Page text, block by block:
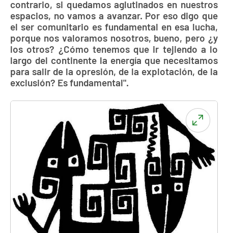
contrario, si quedamos aglutinados en nuestros
espacios, no vamos a avanzar. Por eso digo que
el ser comunitario es fundamental en esa lucha,
porque nos valoramos nosotros, bueno, pero ¿y
los otros? ¿Cómo tenemos que ir tejiendo a lo
largo del continente la energía que necesitamos
para salir de la opresión, de la explotación, de la
exclusión? Es fundamental".